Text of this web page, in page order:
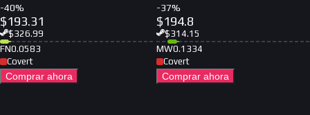
-40%
$193.31
$326.99
FN0.0583
Covert
Comprar ahora
-37%
$194.8
$314.15
MW0.1334
Covert
Comprar ahora